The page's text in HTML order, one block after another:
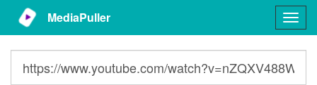
MediaPuller